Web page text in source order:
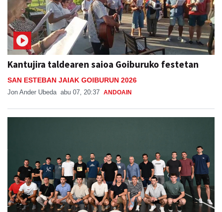
Kantujira taldearen saioa Goiburuko festetan
SAN ESTEBAN JAIAK GOIBURUN 2026
Jon Ander Ubeda abu 07, 20:37 ANDOAIN